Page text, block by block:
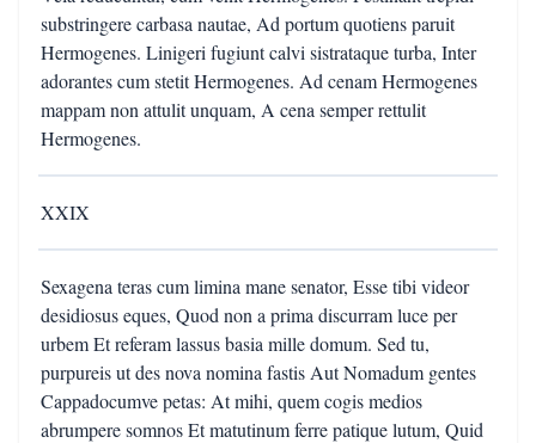
substringere carbasa nautae, Ad portum quotiens paruit
Hermogenes. Linigeri fugiunt calvi sistrataque turba, Inter
adorantes cum stetit Hermogenes. Ad cenam Hermogenes
mappam non attulit unquam, A cena semper rettulit
Hermogenes.
XXIX
Sexagena teras cum limina mane senator, Esse tibi videor
desidiosus eques, Quod non a prima discurram luce per
urbem Et referam lassus basia mille domum. Sed tu,
purpureis ut des nova nomina fastis Aut Nomadum gentes
Cappadocumve petas: At mihi, quem cogis medios
abrumpere somnos Et matutinum ferre patique lutum, Quid